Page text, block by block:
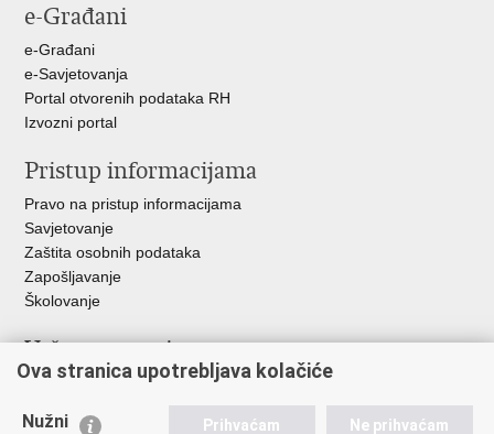
FacebookuTwitteru
e-Građani
e-Građani
e-Savjetovanja
Portal otvorenih podataka RH
Izvozni portal
Pristup informacijama
Pravo na pristup informacijama
Savjetovanje
Zaštita osobnih podataka
Zapošljavanje
Školovanje
Važne poveznice
Ministarstvo unutarnjih poslova
Udruge
Ova stranica upotrebljava kolačiće
Nužni Prihvaćam Ne prihvaćam